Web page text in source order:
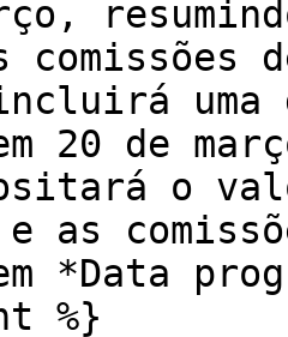
20 de
o
as
*Data